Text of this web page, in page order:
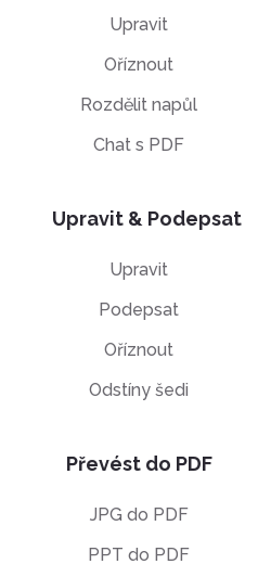
Upravit
Oříznout
Rozdělit napůl
Chat s PDF
Upravit & Podepsat
Upravit
Podepsat
Oříznout
Odstíny šedi
Převést do PDF
JPG do PDF
PPT do PDF